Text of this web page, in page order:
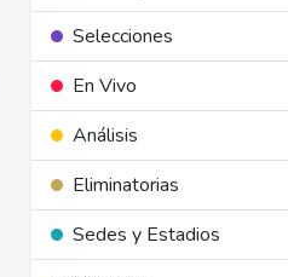
Selecciones
En Vivo
Análisis
Eliminatorias
Sedes y Estadios